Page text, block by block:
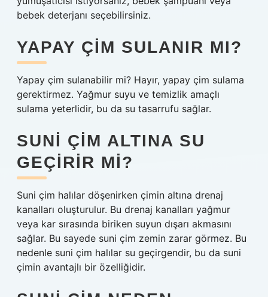
bebek deterjanı seçebilirsiniz.
YAPAY ÇIM SULANIR MI?
Yapay çim sulanabilir mi? Hayır, yapay çim sulama
gerektirmez. Yağmur suyu ve temizlik amaçlı
sulama yeterlidir, bu da su tasarrufu sağlar.
SUNI ÇIM ALTINA SU
GEÇIRIR MI?
Suni çim halılar döşenirken çimin altına drenaj
kanalları oluşturulur. Bu drenaj kanalları yağmur
veya kar sırasında biriken suyun dışarı akmasını
sağlar. Bu sayede suni çim zemin zarar görmez. Bu
nedenle suni çim halılar su geçirgendir, bu da suni
çimin avantajlı bir özelliğidir.